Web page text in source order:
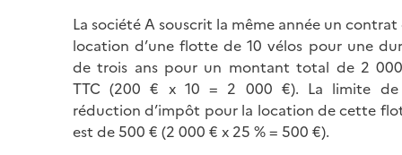
La société A souscrit la même année un contrat
location d’une flotte de 10 vélos pour une
de trois ans pour un montant total de 2
TTC (200 € x 10 = 2 000 €). La limite
réduction d’impôt pour la location de cette
est de 500 € (2 000 € x 25 % = 500 €).